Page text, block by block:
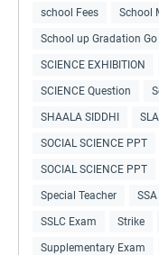
school Fees School
School up Gradation Go
SCIENCE EXHIBITION
SCIENCE Question
SHAALA SIDDHI
SOCIAL SCIENCE PPT
SOCIAL SCIENCE PPT
Special Teacher SSA
SSLC Exam Strike
Supplementary Exam